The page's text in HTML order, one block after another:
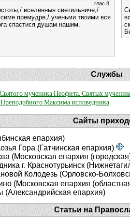
глас 8
вселенныя светильниче,/
премудре,/ ученьми твоими вся
спастися душам нашим.
Службы
мученика Неофита. Святых
Максима исповедника
Сайты
епархия)
Гора (Гатчинская епархия)
(Московская епархия
г. Краснотурьинск
Колодезь (Орловско-
(Московская епархия
епархия)
Статьи на